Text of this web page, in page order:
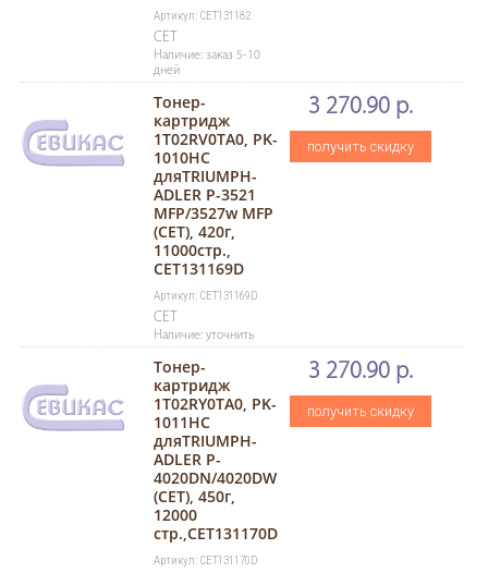
Артикул: CET131182
CET
Наличие: заказ 5-10
дней
Тонер-
картридж
1T02RV0TA0, PK-
1010HC
дляTRIUMPH-
ADLER P-3521
MFP/3527w MFP
(CET), 420г,
11000стр.,
CET131169D
Артикул: CET131169D
CET
Наличие: уточнить
3 270.90 р.
получить скидку
Тонер-
картридж
1T02RY0TA0, PK-
1011HC
дляTRIUMPH-
ADLER P-
4020DN/4020DW
(CET), 450г,
12000
стр.,CET131170D
Артикул: CET131170D
3 270.90 р.
получить скидку